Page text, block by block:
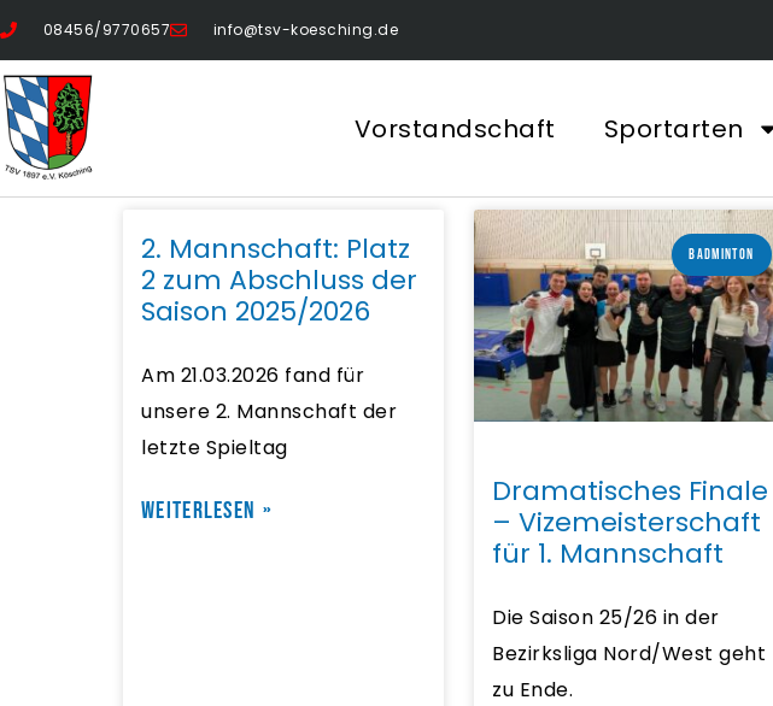
08456/9770657 info@tsv-koesching.de
Vorstandschaft Sportarten
2. Mannschaft: Platz
2 zum Abschluss der
Saison 2025/2026
Am 21.03.2026 fand für
unsere 2. Mannschaft der
letzte Spieltag
WEITERLESEN »
BADMINTON
Dramatisches Finale
– Vizemeisterschaft
für 1. Mannschaft
Die Saison 25/26 in der
Bezirksliga Nord/West geht
zu Ende.